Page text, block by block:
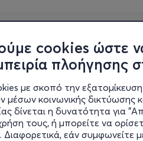
cookies ώστε
πλοήγησης
με σκοπό την
μέσων κοινωνικής δικτύωσης
δίνεται η δυνατότητα για
τους, ή μπορείτε να
Διαφορετικά, εάν